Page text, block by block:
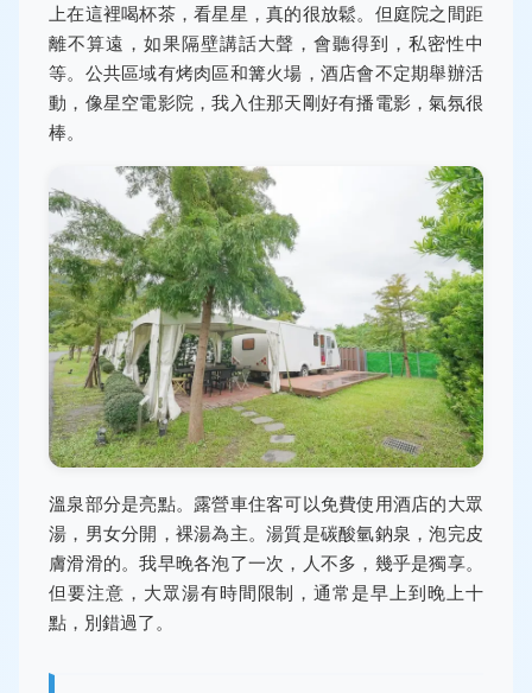
上在這裡喝杯茶，看星星，真的很放鬆。但庭院之間距
離不算遠，如果隔壁講話大聲，會聽得到，私密性中
等。公共區域有烤肉區和篝火場，酒店會不定期舉辦活
動，像星空電影院，我入住那天剛好有播電影，氣氛很
棒。
溫泉部分是亮點。露營車住客可以免費使用酒店的大眾
湯，男女分開，裸湯為主。湯質是碳酸氫鈉泉，泡完皮
膚滑滑的。我早晚各泡了一次，人不多，幾乎是獨享。
但要注意，大眾湯有時間限制，通常是早上到晚上十
點，別錯過了。